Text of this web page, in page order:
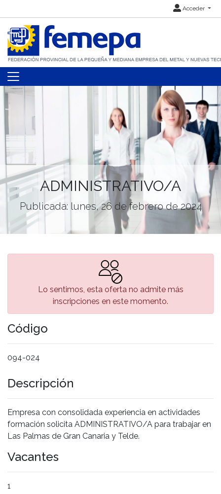
Acceder
ADMINISTRATIVO/A
Publicada: lunes, 26 de febrero de 2024
Lo sentimos, esta oferta no admite más
inscripciones en este momento.
Código
094-024
Descripción
Empresa con consolidada experiencia en actividades
formación solicita ADMINISTRATIVO/A para trabajar en
Las Palmas de Gran Canaria y Telde.
Vacantes
1